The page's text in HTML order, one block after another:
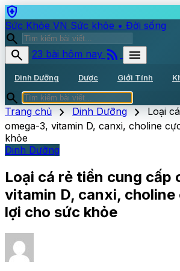
health_and_safety
Sức Khỏe VN Sức khỏe • Đời sống
search
search
23 bài hôm nay rss_feed menu
Dinh Dưỡng Dược Giới Tính
search
Trang chủ chevron_right Dinh Dưỡng chevron_right Loại
omega-3, vitamin D, canxi, choline
khỏe
Dinh Dưỡng
Loại cá rẻ tiền cung cấp
vitamin D, canxi, choline
lợi cho sức khỏe